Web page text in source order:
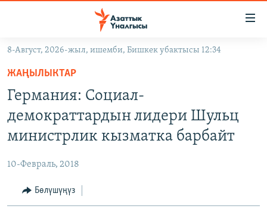
Навигацияга
өтүңүз
Издөөгө
салыңызКЫРГЫЗСТАН
МАДАНИЯТ
ДҮЙНӨ
УКРАИНА
ТВ ПРОГРАММАЛАР
БҮГҮН АЗАТТЫКТА
ПОДКАСТ
8-Август, 2026-жыл, ишемби, Бишкек убактысы 12:34
ЖАҢЫЛЫКТАР
Германия: Социал-
демократтардын лидери Шульц
министрлик кызматка барбайт
10-Февраль, 2018
Бөлүшүңүз